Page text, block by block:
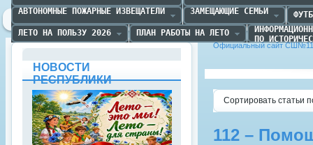
АВТОНОМНЫЕ ПОЖАРНЫЕ ИЗВЕЩАТЕЛИ
ЗАМЕЩАЮЩИЕ СЕМЬИ
ЛЕТО НА ПОЛЬЗУ 2026
ПЛАН РАБОТЫ НА ЛЕТО
ПО
Официальный сайт СШ№11
Сортировать статьи
112 –
НОВОСТИ
РЕСПУБЛИКИ